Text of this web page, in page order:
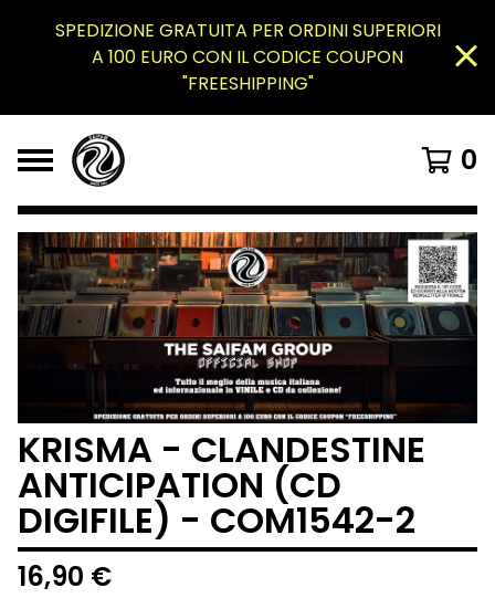
SPEDIZIONE GRATUITA PER ORDINI SUPERIORI
A 100 EURO CON IL CODICE COUPON
"FREESHIPPING"
0
KRISMA - CLANDESTINE
ANTICIPATION (CD
DIGIFILE) - COM1542-2
16,90 €